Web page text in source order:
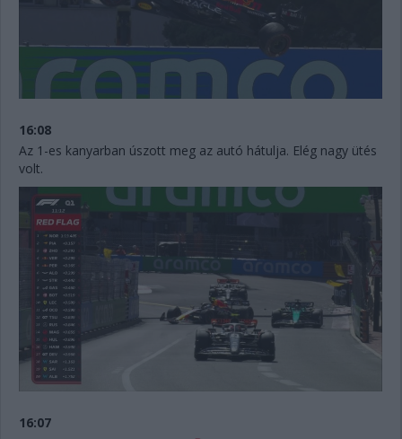
16:08
Az 1-es kanyarban úszott meg az autó hátulja. Elég nagy ütés
volt.
16:07